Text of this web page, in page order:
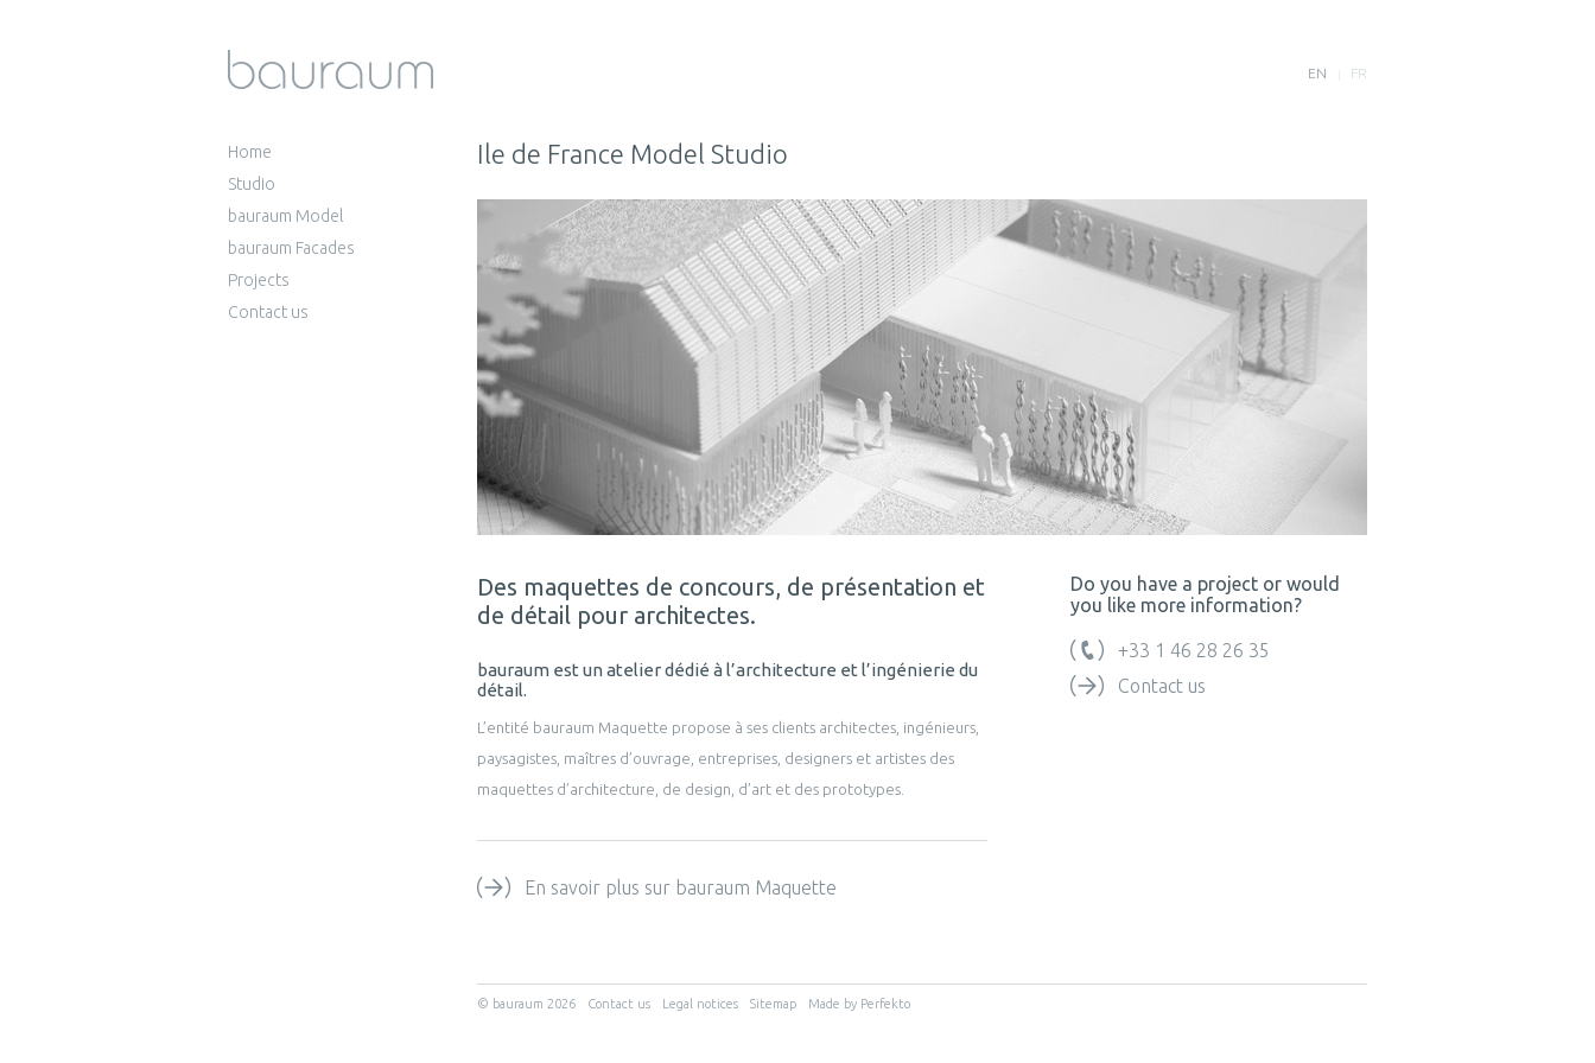
EN FR
Home
Studio
bauraum Model
bauraum Facades
Projects
Contact us
Ile de France Model Studio
Des maquettes de concours, de présentation et
de détail pour architectes.
bauraum est un atelier dédié à l’architecture et l’ingénierie du
détail.
L’entité bauraum Maquette propose à ses clients architectes, ingénieurs,
paysagistes, maîtres d’ouvrage, entreprises, designers et artistes des
maquettes d’architecture, de design, d’art et des prototypes.
En savoir plus sur bauraum Maquette
Do you have a project or would
you like more information?
+33 1 46 28 26 35
Contact us
© bauraum 2026 Contact us Legal notices Sitemap Made by Perfekto